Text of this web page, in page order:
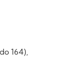
164),